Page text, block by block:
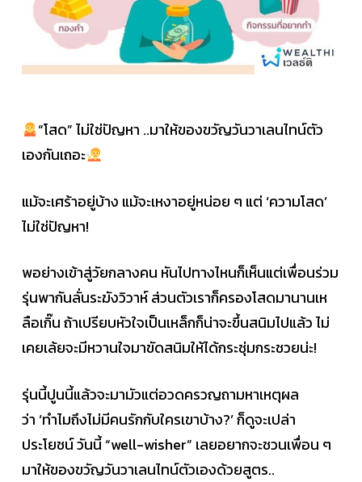
“โสด” ไม่ใช่ปัญหา ..มาให้ของขวัญวันวาเลนไทน์ตัว
เองกันเถอะ
แม้จะเศร้าอยู่บ้าง แม้จะเหงาอยู่หน่อย ๆ แต่ ‘ความโสด’
ไม่ใช่ปัญหา!
พอย่างเข้าสู่วัยกลางคน หันไปทางไหนก็เห็นแต่เพื่อนร่วม
รุ่นพากันลั่นระฆังวิวาห์ ส่วนตัวเราก็ครองโสดมานานเห
ลือเกิ๊น ถ้าเปรียบหัวใจเป็นเหล็กก็น่าจะขึ้นสนิมไปแล้ว ไม่
เคยเล้ยจะมีหวานใจมาขัดสนิมให้ได้กระชุ่มกระชวยน่ะ!
รุ่นนี้ปูนนี้แล้วจะมามัวแต่อวดครวญถามหาเหตุผล
ว่า ‘ทำไมถึงไม่มีคนรักกับใครเขาบ้าง?’ ก็ดูจะเปล่า
ประโยชน์ วันนี้ “well-wisher” เลยอยากจะชวนเพื่อน ๆ
มาให้ของขวัญวันวาเลนไทน์ตัวเองด้วยสูตร..